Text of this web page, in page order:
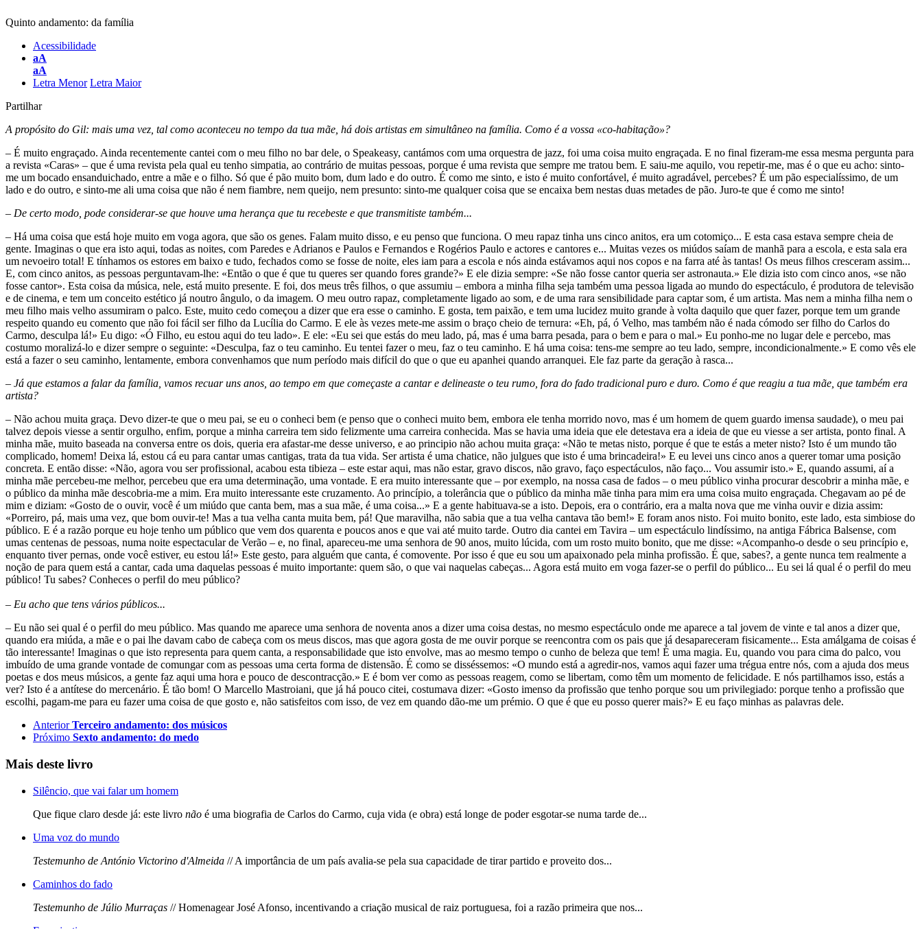
Quinto andamento: da família
Acessibilidade
aA
aA
Letra Menor Letra Maior
Partilhar
A propósito do Gil: mais uma vez, tal como aconteceu no tempo da tua mãe, há dois artistas em simultâneo na família. Como é a vossa «co-habitação»?
– É muito engraçado. Ainda recentemente cantei com o meu filho no bar dele, o Speakeasy, cantámos com uma orquestra de jazz, foi uma coisa muito engraçada. E no final fizeram-me essa mesma pergunta para
a revista «Caras» – que é uma revista pela qual eu tenho simpatia, ao contrário de muitas pessoas, porque é uma revista que sempre me tratou bem. E saiu-me aquilo, vou repetir-me, mas é o que eu acho: sinto-
me um bocado ensanduichado, entre a mãe e o filho. Só que é pão muito bom, dum lado e do outro. É como me sinto, e isto é muito confortável, é muito agradável, percebes? É um pão especialíssimo, de um
lado e do outro, e sinto-me ali uma coisa que não é nem fiambre, nem queijo, nem presunto: sinto-me qualquer coisa que se encaixa bem nestas duas metades de pão. Juro-te que é como me sinto!
– De certo modo, pode considerar-se que houve uma herança que tu recebeste e que transmitiste também...
– Há uma coisa que está hoje muito em voga agora, que são os genes. Falam muito disso, e eu penso que funciona. O meu rapaz tinha uns cinco anitos, era um cotomiço... E esta casa estava sempre cheia de
gente. Imaginas o que era isto aqui, todas as noites, com Paredes e Adrianos e Paulos e Fernandos e Rogérios Paulo e actores e cantores e... Muitas vezes os miúdos saíam de manhã para a escola, e esta sala era
um nevoeiro total! E tínhamos os estores em baixo e tudo, fechados como se fosse de noite, eles iam para a escola e nós ainda estávamos aqui nos copos e na farra até às tantas! Os meus filhos cresceram assim...
E, com cinco anitos, as pessoas perguntavam-lhe: «Então o que é que tu queres ser quando fores grande?» E ele dizia sempre: «Se não fosse cantor queria ser astronauta.» Ele dizia isto com cinco anos, «se não
fosse cantor». Esta coisa da música, nele, está muito presente. E foi, dos meus três filhos, o que assumiu – embora a minha filha seja também uma pessoa ligada ao mundo do espectáculo, é produtora de televisão
e de cinema, e tem um conceito estético já noutro ângulo, o da imagem. O meu outro rapaz, completamente ligado ao som, e de uma rara sensibilidade para captar som, é um artista. Mas nem a minha filha nem o
meu filho mais velho assumiram o palco. Este, muito cedo começou a dizer que era esse o caminho. E gosta, tem paixão, e tem uma lucidez muito grande à volta daquilo que quer fazer, porque tem um grande
respeito quando eu comento que não foi fácil ser filho da Lucília do Carmo. E ele às vezes mete-me assim o braço cheio de ternura: «Eh, pá, ó Velho, mas também não é nada cómodo ser filho do Carlos do
Carmo, desculpa lá!» Eu digo: «Ó Filho, eu estou aqui do teu lado». E ele: «Eu sei que estás do meu lado, pá, mas é uma barra pesada, para o bem e para o mal.» Eu ponho-me no lugar dele e percebo, mas
costumo moralizá-lo e dizer sempre o seguinte: «Desculpa, faz o teu caminho. Eu tentei fazer o meu, faz o teu caminho. E há uma coisa: tens-me sempre ao teu lado, sempre, incondicionalmente.» E como vês ele
está a fazer o seu caminho, lentamente, embora convenhamos que num período mais difícil do que o que eu apanhei quando arranquei. Ele faz parte da geração à rasca...
– Já que estamos a falar da família, vamos recuar uns anos, ao tempo em que começaste a cantar e delineaste o teu rumo, fora do fado tradicional puro e duro. Como é que reagiu a tua mãe, que também era
artista?
– Não achou muita graça. Devo dizer-te que o meu pai, se eu o conheci bem (e penso que o conheci muito bem, embora ele tenha morrido novo, mas é um homem de quem guardo imensa saudade), o meu pai
talvez depois viesse a sentir orgulho, enfim, porque a minha carreira tem sido felizmente uma carreira conhecida. Mas se havia uma ideia que ele detestava era a ideia de que eu viesse a ser artista, ponto final. A
minha mãe, muito baseada na conversa entre os dois, queria era afastar-me desse universo, e ao principio não achou muita graça: «Não te metas nisto, porque é que te estás a meter nisto? Isto é um mundo tão
complicado, homem! Deixa lá, estou cá eu para cantar umas cantigas, trata da tua vida. Ser artista é uma chatice, não julgues que isto é uma brincadeira!» E eu levei uns cinco anos a querer tomar uma posição
concreta. E então disse: «Não, agora vou ser profissional, acabou esta tibieza – este estar aqui, mas não estar, gravo discos, não gravo, faço espectáculos, não faço... Vou assumir isto.» E, quando assumi, aí a
minha mãe percebeu-me melhor, percebeu que era uma determinação, uma vontade. E era muito interessante que – por exemplo, na nossa casa de fados – o meu público vinha procurar descobrir a minha mãe, e
o público da minha mãe descobria-me a mim. Era muito interessante este cruzamento. Ao princípio, a tolerância que o público da minha mãe tinha para mim era uma coisa muito engraçada. Chegavam ao pé de
mim e diziam: «Gosto de o ouvir, você é um miúdo que canta bem, mas a sua mãe, é uma coisa...» E a gente habituava-se a isto. Depois, era o contrário, era a malta nova que me vinha ouvir e dizia assim:
«Porreiro, pá, mais uma vez, que bom ouvir-te! Mas a tua velha canta muita bem, pá! Que maravilha, não sabia que a tua velha cantava tão bem!» E foram anos nisto. Foi muito bonito, este lado, esta simbiose do
público. E é a razão porque eu hoje tenho um público que vem dos quarenta e poucos anos e que vai até muito tarde. Outro dia cantei em Tavira – um espectáculo lindíssimo, na antiga Fábrica Balsense, com
umas centenas de pessoas, numa noite espectacular de Verão – e, no final, apareceu-me uma senhora de 90 anos, muito lúcida, com um rosto muito bonito, que me disse: «Acompanho-o desde o seu princípio e,
enquanto tiver pernas, onde você estiver, eu estou lá!» Este gesto, para alguém que canta, é comovente. Por isso é que eu sou um apaixonado pela minha profissão. É que, sabes?, a gente nunca tem realmente a
noção de para quem está a cantar, cada uma daquelas pessoas é muito importante: quem são, o que vai naquelas cabeças... Agora está muito em voga fazer-se o perfil do público... Eu sei lá qual é o perfil do meu
público! Tu sabes? Conheces o perfil do meu público?
– Eu acho que tens vários públicos...
– Eu não sei qual é o perfil do meu público. Mas quando me aparece uma senhora de noventa anos a dizer uma coisa destas, no mesmo espectáculo onde me aparece a tal jovem de vinte e tal anos a dizer que,
quando era miúda, a mãe e o pai lhe davam cabo de cabeça com os meus discos, mas que agora gosta de me ouvir porque se reencontra com os pais que já desapareceram fisicamente... Esta amálgama de coisas é
tão interessante! Imaginas o que isto representa para quem canta, a responsabilidade que isto envolve, mas ao mesmo tempo o cunho de beleza que tem! É uma magia. Eu, quando vou para cima do palco, vou
imbuído de uma grande vontade de comungar com as pessoas uma certa forma de distensão. É como se disséssemos: «O mundo está a agredir-nos, vamos aqui fazer uma trégua entre nós, com a ajuda dos meus
poetas e dos meus músicos, a gente faz aqui uma hora e pouco de descontracção.» E é bom ver como as pessoas reagem, como se libertam, como têm um momento de felicidade. E nós partilhamos isso, estás a
ver? Isto é a antítese do mercenário. É tão bom! O Marcello Mastroiani, que já há pouco citei, costumava dizer: «Gosto imenso da profissão que tenho porque sou um privilegiado: porque tenho a profissão que
escolhi, pagam-me para eu fazer uma coisa de que gosto e, não satisfeitos com isso, de vez em quando dão-me um prémio. O que é que eu posso querer mais?» E eu faço minhas as palavras dele.
Anterior Terceiro andamento: dos músicos
Próximo Sexto andamento: do medo
Mais deste livro
Silêncio, que vai falar um homem
Que fique claro desde já: este livro não é uma biografia de Carlos do Carmo, cuja vida (e obra) está longe de poder esgotar-se numa tarde de...
Uma voz do mundo
Testemunho de António Victorino d'Almeida // A importância de um país avalia-se pela sua capacidade de tirar partido e proveito dos...
Caminhos do fado
Testemunho de Júlio Murraças // Homenagear José Afonso, incentivando a criação musical de raiz portuguesa, foi a razão primeira que nos...